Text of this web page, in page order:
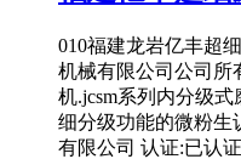
010福建龙岩亿丰超
机械有限公司公司所
机.jcsm系列内分级
细分级功能的微粉生
有限公司 认证:已认